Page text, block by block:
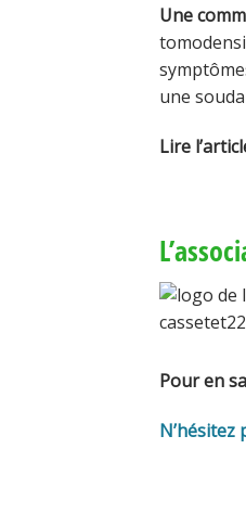
Une
une
Lire
Pour en